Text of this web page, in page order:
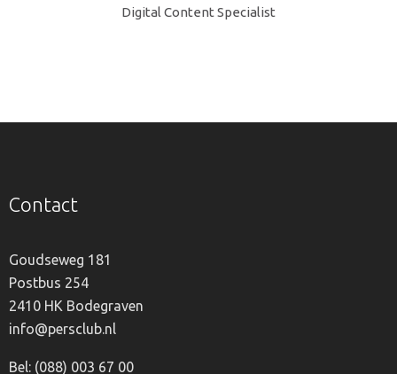
Digital Content Specialist
Contact
Goudseweg 181
Postbus 254
2410 HK Bodegraven
info@persclub.nl
Bel: (088) 003 67 00